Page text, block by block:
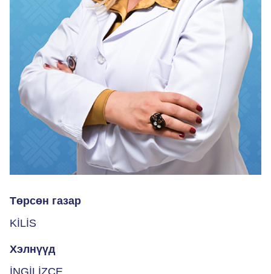
Төрсөн газар
KİLİS
Хэлнүүд